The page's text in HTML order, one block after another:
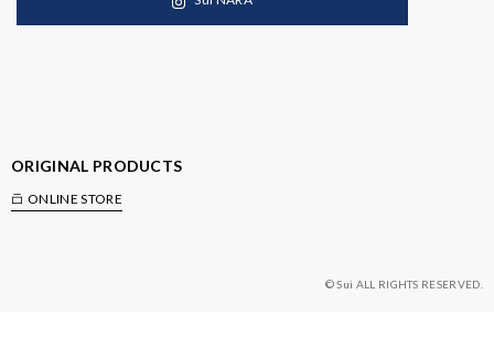
ORIGINAL PRODUCTS
ONLINE STORE
© Sui ALL RIGHTS RESERVED.